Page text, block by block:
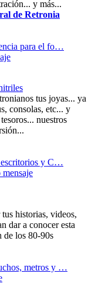
y más...
de Retronia
para el fo…
tus joyas... ya
consolas, etc... y
nuestros
escritorios y C…
historias, videos,
dar a conocer esta
de los 80-90s
metros y …